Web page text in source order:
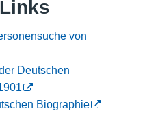
von
Deutschen
Biographie